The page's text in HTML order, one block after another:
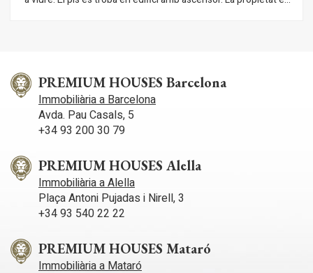
situa al barri del Centre de Sitges. Aquest barri es caracteritza
per tenir tots els serveis i la platja a tir de pedra. El centre de
Sitges compta amb moltíssima vida durant tot l´any per gaudir
de totes les festivitats d´aquesta localitat.
PREMIUM HOUSES Barcelona
Immobiliària a Barcelona
Avda. Pau Casals, 5
+34 93 200 30 79
PREMIUM HOUSES Alella
Immobiliària a Alella
Plaça Antoni Pujadas i Nirell, 3
+34 93 540 22 22
PREMIUM HOUSES Mataró
Immobiliària a Mataró